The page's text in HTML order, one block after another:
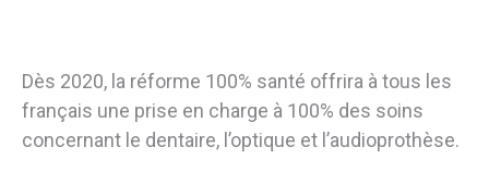
Dès 2020, la réforme 100% santé offrira à tous les
français une prise en charge à 100% des soins
concernant le dentaire, l’optique et l’audioprothèse.